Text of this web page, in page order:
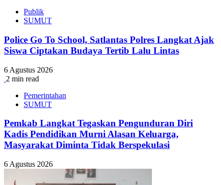
Publik
SUMUT
Police Go To School, Satlantas Polres Langkat Ajak
Siswa Ciptakan Budaya Tertib Lalu Lintas
6 Agustus 2026
2 min read
Pemerintahan
SUMUT
Pemkab Langkat Tegaskan Pengunduran Diri
Kadis Pendidikan Murni Alasan Keluarga,
Masyarakat Diminta Tidak Berspekulasi
6 Agustus 2026